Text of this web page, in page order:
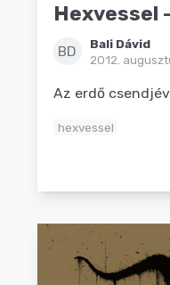
Hexvessel
BD
Bali Dávid
2012.
Az erdő
hexvessel